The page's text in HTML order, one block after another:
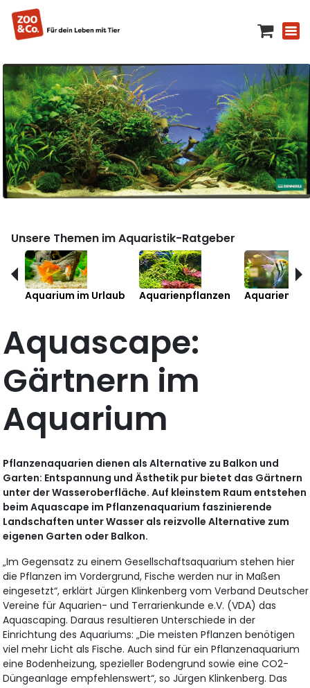
Unsere Themen im Aquaristik-Ratgeber
Aquarium im Urlaub Aquarienpflanzen
Aquascape:
Gärtnern im
Aquarium
Pflanzenaquarien dienen als Alternative zu Balkon und
Garten: Entspannung und Ästhetik pur bietet das Gärtnern
unter der Wasseroberfläche. Auf kleinstem Raum entstehen
beim Aquascape im Pflanzenaquarium faszinierende
Landschaften unter Wasser als reizvolle Alternative zum
eigenen Garten oder Balkon.
„Im Gegensatz zu einem Gesellschaftsaquarium stehen hier
die Pflanzen im Vordergrund, Fische werden nur in Maßen
eingesetzt“, erklärt Jürgen Klinkenberg vom Verband Deutscher
Vereine für Aquarien- und Terrarienkunde e.V. (VDA) das
Aquascaping. Daraus resultieren Unterschiede in der
Einrichtung des Aquariums: „Die meisten Pflanzen benötigen
viel mehr Licht als Fische. Auch sind für ein Pflanzenaquarium
eine Bodenheizung, spezieller Bodengrund sowie eine CO2-
Düngeanlage empfehlenswert“, so Jürgen Klinkenberg. Das